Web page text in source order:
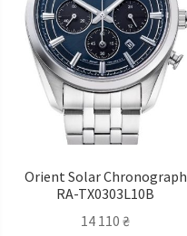
Orient Solar Chronograph
RA-TX0303L10B
14 110₴